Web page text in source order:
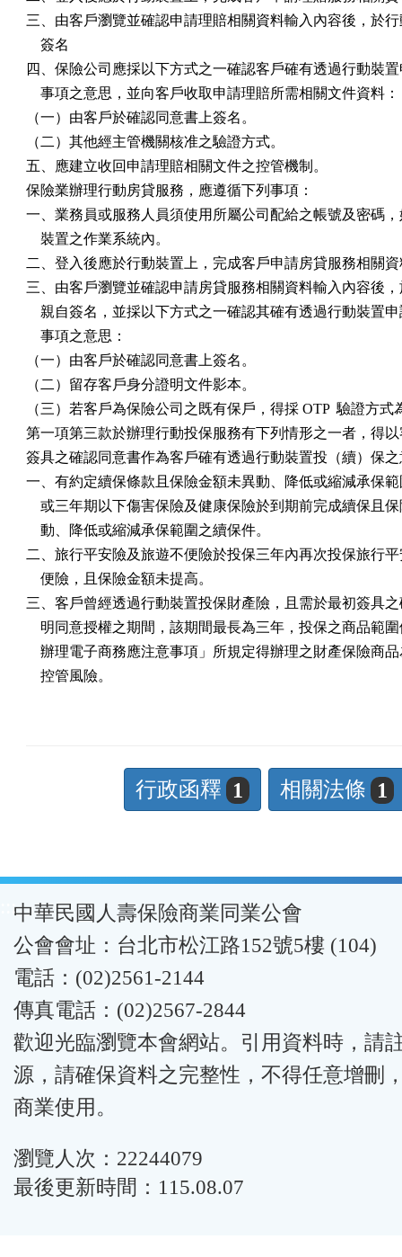
三、由客戶瀏覽並確認申請理賠相關資料輸入內容後，於
    簽名
四、保險公司應採以下方式之一確認客戶確有透過行動裝
    事項之意思，並向客戶收取申請理賠所需相關文件資料：
（一）由客戶於確認同意書上簽名。
（二）其他經主管機關核准之驗證方式。
五、應建立收回申請理賠相關文件之控管機制。
保險業辦理行動房貸服務，應遵循下列事項：
一、業務員或服務人員須使用所屬公司配給之帳號及密碼
    裝置之作業系統內。
二、登入後應於行動裝置上，完成客戶申請房貸服務相關
三、由客戶瀏覽並確認申請房貸服務相關資料輸入內容後
親自簽名，並採以下方式之一確認其確有透過行動裝置
    事項之意思：
（一）由客戶於確認同意書上簽名。
（二）留存客戶身分證明文件影本。
（三）若客戶為保險公司之既有保戶，得採 OTP  驗證方式
第一項第三款於辦理行動投保服務有下列情形之一者，得
簽具之確認同意書作為客戶確有透過行動裝置投（續）保
一、有約定續保條款且保險金額未異動、降低或縮減承保
或三年期以下傷害保險及健康保險於到期前完成續保且
    動、降低或縮減承保範圍之續保件。
二、旅行平安險及旅遊不便險於投保三年內再次投保旅行
    便險，且保險金額未提高。
三、客戶曾經透過行動裝置投保財產險，且需於最初簽具
明同意授權之期間，該期間最長為三年，投保之商品範
辦理電子商務應注意事項」所規定得辦理之財產保險商
    控管風險。
行政函釋 1 相關法條 1
:::中華民國人壽保險商業同業公會
公會會址：台北市松江路152號5樓 (104)
電話：(02)2561-2144
傳真電話：(02)2567-2844
歡迎光臨瀏覽本會網站。引用資料時，請
源，請確保資料之完整性，不得任意增刪
商業使用。
瀏覽人次：22244079
最後更新時間：115.08.07